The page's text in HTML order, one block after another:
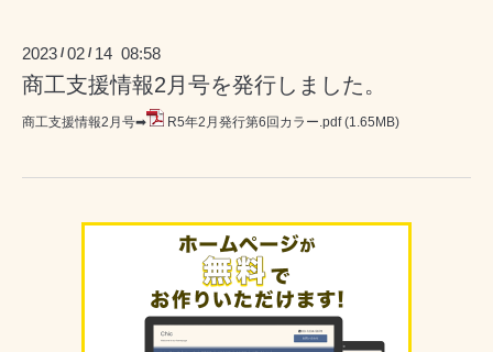
2023 /02 / 14 08:58
商工支援情報2月号を発行しました。
商工支援情報2月号➡ R5年2月発行第6回カラー.pdf (1.65MB)